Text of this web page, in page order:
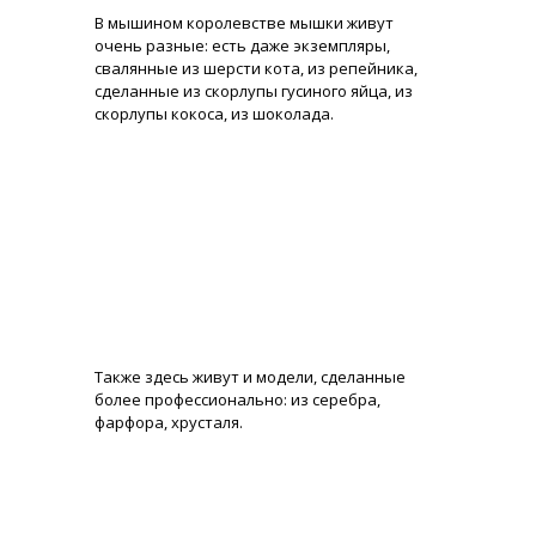
В мышином королевстве мышки живут
очень разные: есть даже экземпляры,
свалянные из шерсти кота, из репейника,
сделанные из скорлупы гусиного яйца, из
скорлупы кокоса, из шоколада.
Также здесь живут и модели, сделанные
более профессионально: из серебра,
фарфора, хрусталя.